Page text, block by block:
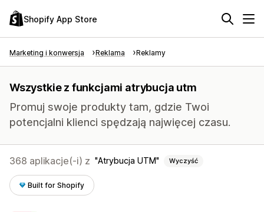
Shopify App Store
Marketing i konwersja Reklama Reklamy
Wszystkie z funkcjami atrybucja utm
Promuj swoje produkty tam, gdzie Twoi
potencjalni klienci spędzają najwięcej czasu.
368 aplikacje(-i) z Atrybucja UTM Wyczyść
Built for Shopify